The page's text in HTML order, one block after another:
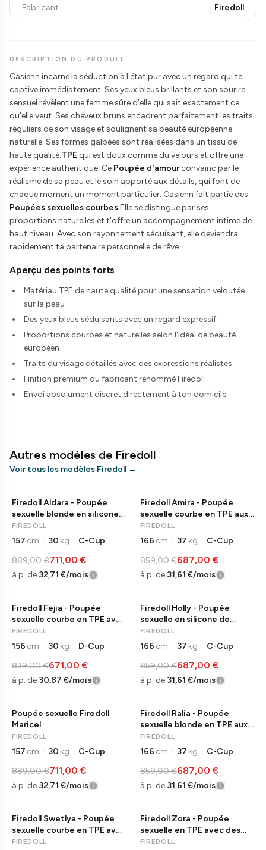
Fabricant Firedoll
DESCRIPTION DU PRODUIT
Casienn incarne la séduction à l'état pur avec un regard qui te
captive immédiatement. Ses yeux bleus brillants et son sourire
sensuel révèlent une femme sûre d'elle qui sait exactement ce
qu'elle veut. Ses cheveux bruns encadrent parfaitement les traits
réguliers de son visage et soulignent sa beauté européenne
naturelle. Ses formes galbées sont réalisées dans un tissu de
haute qualité.TPE qui est doux comme du velours et offre une
expérience authentique. Ce Poupée d'amourconvainc par le
réalisme de sa peau et le soin apporté aux détails, qui font de
chaque moment un moment particulier. Casienn fait partie des
Poupées sexuelles courbesElle se distingue par ses
proportions naturelles et t'offre un accompagnement intime de
haut niveau. Avec son rayonnement séduisant, elle deviendra
rapidement ta partenaire personnelle de rêve.
Aperçu des points forts
Matériau TPE de haute qualité pour une sensation veloutée
sur la peau
Des yeux bleus séduisants avec un regard expressif
Proportions courbes et naturelles selon l'idéal de beauté
européen
Traits du visage détaillés avec des expressions réalistes
Finition premium du fabricant renommé Firedoll
Envoi absolument discret directement à ton domicile
Autres modèles de Firedoll
Voir tous les modèles Firedoll →
LIVRAISON IMMÉDIATE
−20%
Firedoll Aldara - Poupée
sexuelle blonde en silicone
avec des yeux bleus
FIREDOLL
157 cm · 30 kg · C-Cup
889,00 €711,00 €
à p. de 32,71 €/mois
LIVRAISON IMMÉDIATE
−20%
Firedoll Amira - Poupée
sexuelle courbe en TPE aux
proportions naturelles
FIREDOLL
166 cm · 37 kg · C-Cup
859,00 €687,00 €
à p. de 31,61 €/mois
LIVRAISON IMMÉDIATE
−20%
Firedoll Fejia - Poupée
sexuelle courbe en TPE avec
cheveux bouclés
FIREDOLL
156 cm · 30 kg · D-Cup
839,00 €671,00 €
à p. de 30,87 €/mois
LIVRAISON IMMÉDIATE
−20%
Firedoll Holly - Poupée
sexuelle en silicone de
première qualité
FIREDOLL
166 cm · 37 kg · C-Cup
859,00 €687,00 €
à p. de 31,61 €/mois
LIVRAISON IMMÉDIATE
−20%
Poupée sexuelle Firedoll
Maricel
FIREDOLL
157 cm · 30 kg · C-Cup
889,00 €711,00 €
à p. de 32,71 €/mois
LIVRAISON IMMÉDIATE
−20%
Firedoll Ralia - Poupée
sexuelle blonde en TPE aux
proportions naturelles
FIREDOLL
166 cm · 37 kg · C-Cup
859,00 €687,00 €
à p. de 31,61 €/mois
LIVRAISON IMMÉDIATE
−20%
Firedoll Swetlya - Poupée
sexuelle courbe en TPE avec
cheveux blonds
FIREDOLL
LIVRAISON IMMÉDIATE
−20%
Firedoll Zora - Poupée
sexuelle en TPE avec des
yeux verts
FIREDOLL